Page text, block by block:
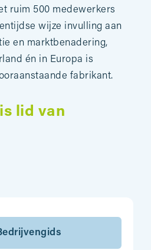
ruim 500 medewerkers
wijze invulling aan
en marktbenadering,
én in Europa is
fabrikant.
lid van